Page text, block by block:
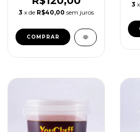
3 x de R$40,00 sem juros
COMPRAR
3